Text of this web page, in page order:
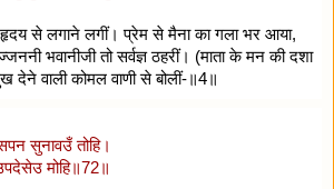
हृदय से लगाने लगीं। प्रेम से मैना का गला भर आया,
भवानीजी तो सर्वज्ञ ठहरीं। (माता के मन की दशा
देने वाली कोमल वाणी से बोलीं-॥4॥
सुनावउँ तोहि।
मोहि॥72॥